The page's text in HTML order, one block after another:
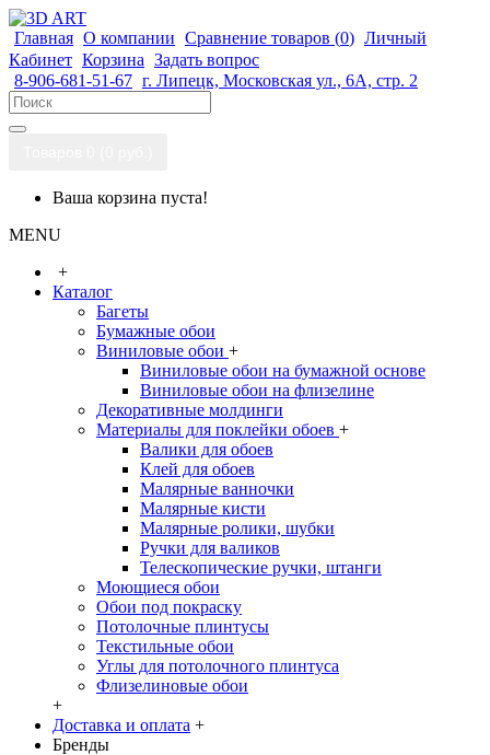
Главная О компании Сравнение товаров (0) Личный
Кабинет Корзина Задать вопрос
8-906-681-51-67 г. Липецк, Московская ул., 6А, стр. 2
Ваша корзина пуста!
MENU
+
Каталог
Багеты
Бумажные обои
Виниловые обои +
Виниловые обои на бумажной основе
Виниловые обои на флизелине
Декоративные молдинги
Материалы для поклейки обоев +
Валики для обоев
Клей для обоев
Малярные ванночки
Малярные кисти
Малярные ролики, шубки
Ручки для валиков
Телескопические ручки, штанги
Моющиеся обои
Обои под покраску
Потолочные плинтусы
Текстильные обои
Углы для потолочного плинтуса
Флизелиновые обои
+
Доставка и оплата +
Бренды